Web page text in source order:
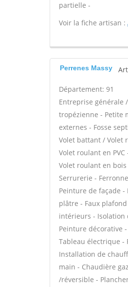
partielle -
Voir la fiche artisan :
Perrenes Massy
Département: 91
Entreprise générale
tropézienne - Petite
externes - Fosse
Volet battant / Volet
Volet roulant en
Volet roulant en
Serrurerie -
Peinture de façade
plâtre - Faux
intérieurs - Isolation
Peinture décorative
Tableau électrique -
Installation de
main - Chaudière
/réversible -